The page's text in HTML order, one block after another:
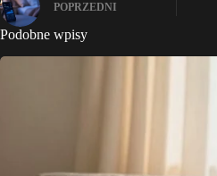
POPRZEDNI
Podobne wpisy